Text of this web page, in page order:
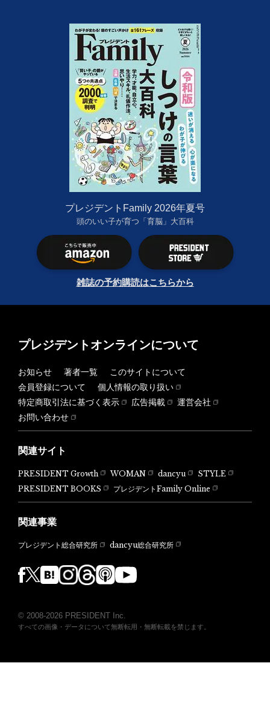
プレジデントFamily 2026年夏号
頭のいい子が育つ「育脳」大百科
雑誌の予約購読はこちらから
プレジデントオンラインについて
お知らせ 著者一覧
このサイトについて
会員登録について
個人情報の取り扱い
特定商取引法に基づく表示
広告掲載
運営会社
お問い合わせ
関連サイト
PRESIDENT Growth WOMAN dancyu
STYLE
PRESIDENT BOOKS
プレジデントFamily Online
関連事業
プレジデント総合研究所 dancyu総合研究所
© 2008-2026 PRESIDENT Inc.
すべての画像・データについて無断転用・無断転載を禁じます。